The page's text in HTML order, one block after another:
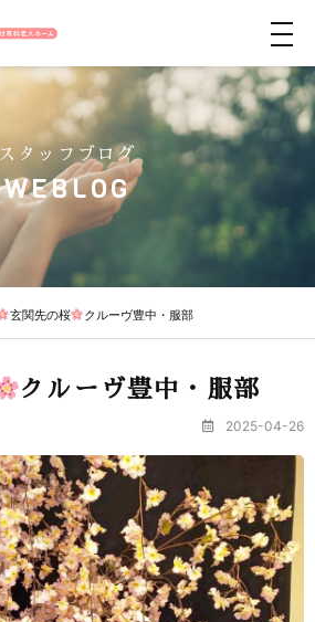
メ
ュ
ー
スタッフブログ
WEBLOG
玄関先の桜 クルーヴ豊中・服部
クルーヴ豊中・服部
2025-04-26